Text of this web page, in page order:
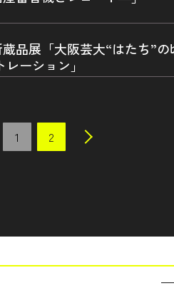
品展「大阪芸大“はたち”
ーション」
1 2